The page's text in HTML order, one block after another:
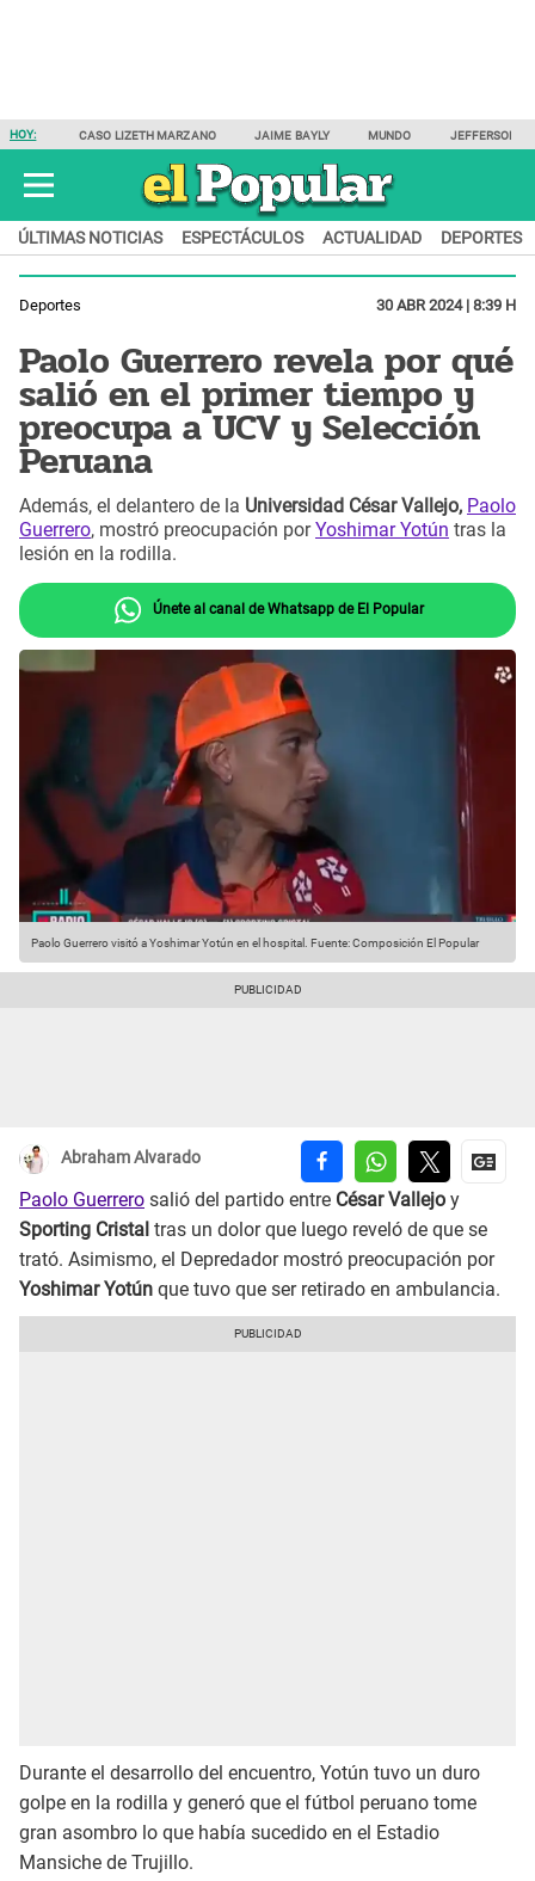
HOY: CASO LIZETH MARZANO JAIME BAYLY MUNDO JEFFERSON
ÚLTIMAS NOTICIAS ESPECTÁCULOS ACTUALIDAD DEPORTES
Deportes 30 ABR 2024 | 8:39 H
Paolo Guerrero revela por qué
salió en el primer tiempo y
preocupa a UCV y Selección
Peruana
Además, el delantero de la Universidad César Vallejo, Paolo
Guerrero, mostró preocupación porYoshimar Yotún tras la
lesión en la rodilla.
Únete al canal de Whatsapp de El Popular
Paolo Guerrero visitó a Yoshimar Yotún en el hospital. Fuente: Composición El Popular
Abraham Alvarado
Paolo Guerrero salió del partido entre César Vallejo y
Sporting Cristal tras un dolor que luego reveló de que se
trató. Asimismo, el Depredador mostró preocupación por
Yoshimar Yotún que tuvo que ser retirado en ambulancia.
Durante el desarrollo del encuentro, Yotún tuvo un duro
golpe en la rodilla y generó que el fútbol peruano tome
gran asombro lo que había sucedido en el Estadio
Mansiche de Trujillo.